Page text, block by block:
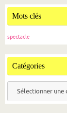
Mots clés
spectacle
Catégories